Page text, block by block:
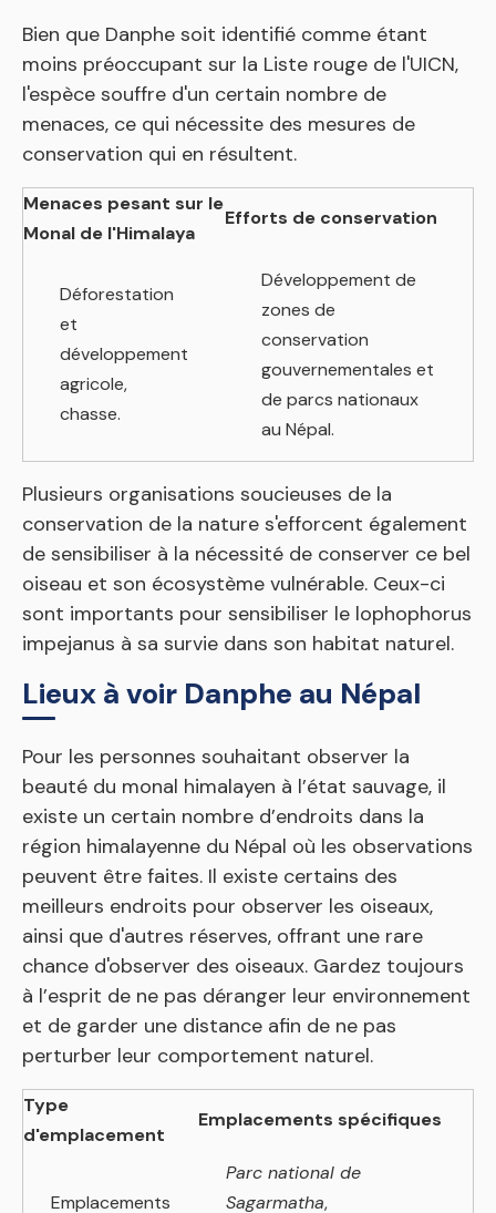
Bien que Danphe soit identifié comme étant
moins préoccupant sur la Liste rouge de l'UICN,
l'espèce souffre d'un certain nombre de
menaces, ce qui nécessite des mesures de
conservation qui en résultent.
Menaces pesant sur le
Monal de l'Himalaya
Efforts de conservation
Déforestation
et
développement
agricole,
chasse.
Développement de
zones de
conservation
gouvernementales et
de parcs nationaux
au Népal.
Plusieurs organisations soucieuses de la
conservation de la nature s'efforcent également
de sensibiliser à la nécessité de conserver ce bel
oiseau et son écosystème vulnérable. Ceux-ci
sont importants pour sensibiliser le lophophorus
impejanus à sa survie dans son habitat naturel.
Lieux à voir Danphe au Népal
Pour les personnes souhaitant observer la
beauté du monal himalayen à l’état sauvage, il
existe un certain nombre d’endroits dans la
région himalayenne du Népal où les observations
peuvent être faites. Il existe certains des
meilleurs endroits pour observer les oiseaux,
ainsi que d'autres réserves, offrant une rare
chance d'observer des oiseaux. Gardez toujours
à l’esprit de ne pas déranger leur environnement
et de garder une distance afin de ne pas
perturber leur comportement naturel.
Type
d'emplacement
Emplacements spécifiques
Emplacements
Parc national de
Sagarmatha,